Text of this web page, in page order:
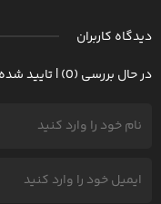
دیدگاه کاربران
در حال بررسی (0) | تایید شده (0)